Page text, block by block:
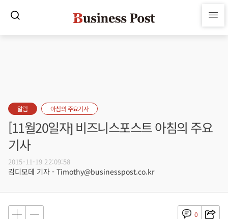
알림 아침의 주요기사
[11월20일자] 비즈니스포스트 아침의 주요
기사
2015-11-19 22:09:58
김디모데 기자 - Timothy@businesspost.co.kr
0